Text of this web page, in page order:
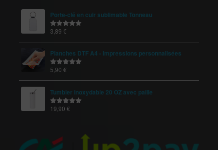
Porte-clé en cuir sublimable Tonneau
Note5.00
3,89 €
Planches DTF A4 - Impressions personnalisées
Note5.00
5,90 €
Tumbler inoxydable 20 OZ avec paille
Note5.00
19,90 €